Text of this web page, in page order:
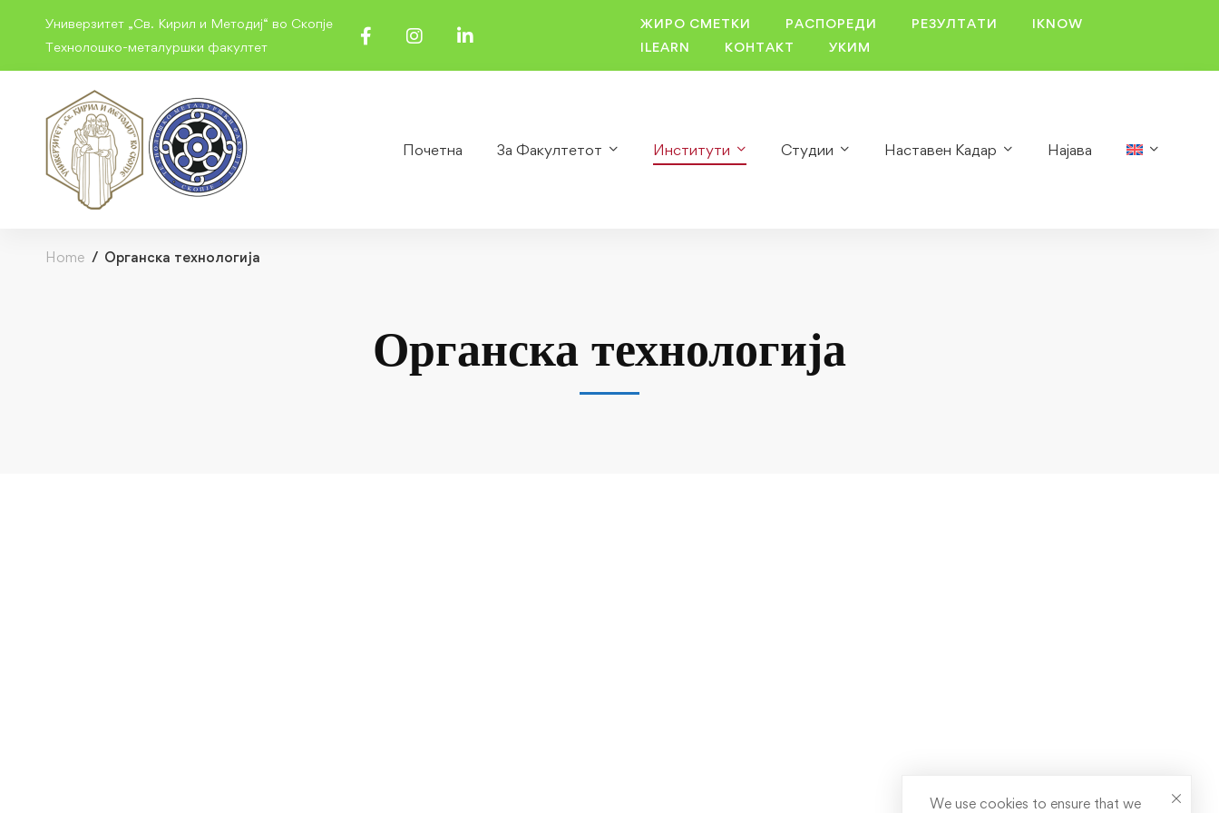
Универзитет „Св. Кирил и Методиј“ во Скопје
Технолошко-металуршки факултет
ЖИРО СМЕТКИ РАСПОРЕДИ РЕЗУЛТАТИ
IKNOW
ILEARN
КОНТАКТ УКИМ
Почетна За Факултетот Институти Студии Наставен Кадар Најава
Home Органска технологија
Органска технологија
We use cookies to ensure that we